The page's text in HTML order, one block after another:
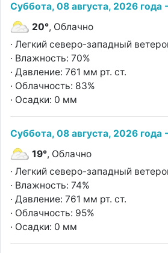
Суббота, 08 августа, 2026 года
20°, Облачно
· Легкий северо-западный
· Влажность: 70%
· Давление: 761 мм рт. ст.
· Облачность: 83%
· Осадки: 0 мм
Суббота, 08 августа, 2026 года
19°, Облачно
· Легкий северо-западный
· Влажность: 74%
· Давление: 761 мм рт. ст.
· Облачность: 95%
· Осадки: 0 мм